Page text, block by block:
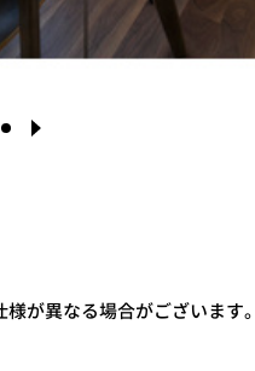
が異なる場合がございます